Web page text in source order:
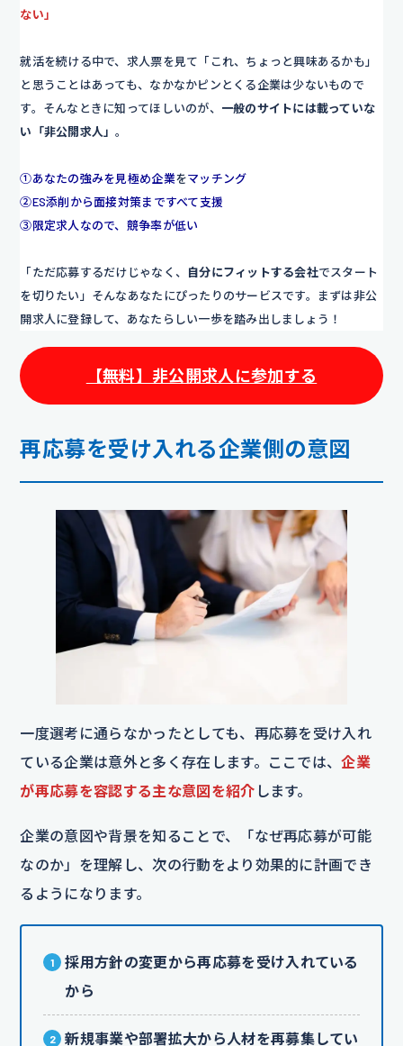
ない」
就活を続ける中で、求人票を見て「これ、ちょっと興味あるかも」
と思うことはあっても、なかなかピンとくる企業は少ないもので
す。そんなときに知ってほしいのが、 一般のサイトには載っていな
い「非公開求人」。
①あなたの強みを見極め企業をマッチング
②ES添削から面接対策まですべて支援
③限定求人なので、競争率が低い
「ただ応募するだけじゃなく、 自分にフィットする会社でスタート
を切りたい」そんなあなたにぴったりのサービスです。まずは非公
開求人に登録して、あなたらしい一歩を踏み出しましょう！
【無料】非公開求人に参加する
再応募を受け入れる企業側の意図
一度選考に通らなかったとしても、再応募を受け入れ
ている企業は意外と多く存在します。ここでは、企業
が再応募を容認する主な意図を紹介 します。
企業の意図や背景を知ることで、「なぜ再応募が可能
なのか」を理解し、次の行動をより効果的に計画でき
るようになります。
採用方針の変更から再応募を受け入れている
から
新規事業や部署拡大から人材を再募集してい